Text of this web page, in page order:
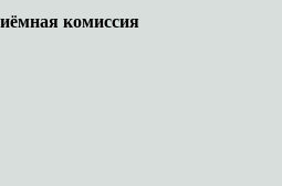
комиссия